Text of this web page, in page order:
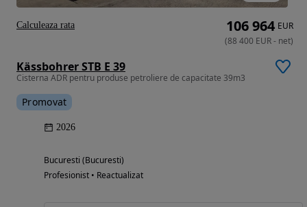
Kässbohrer STB E 39
Cisterna ADR pentru produse petroliere de capacitate 39m3
Promovat
2026
Bucuresti (Bucuresti)
Profesionist • Reactualizat
106 964 EUR
(88 400 EUR- net)
Calculeaza rata